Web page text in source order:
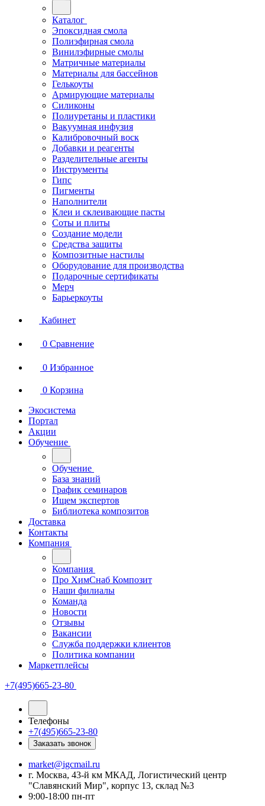
Каталог
Эпоксидная смола
Полиэфирная смола
Винилэфирные смолы
Матричные материалы
Материалы для бассейнов
Гелькоуты
Армирующие материалы
Силиконы
Полиуретаны и пластики
Вакуумная инфузия
Калибровочный воск
Добавки и реагенты
Разделительные агенты
Инструменты
Гипс
Пигменты
Наполнители
Клеи и склеивающие пасты
Соты и плиты
Создание модели
Средства защиты
Композитные настилы
Оборудование для производства
Подарочные сертификаты
Мерч
Барьеркоуты
Кабинет
0 Сравнение
0 Избранное
0 Корзина
Экосистема
Портал
Акции
Обучение
Обучение
База знаний
График семинаров
Ищем экспертов
Библиотека композитов
Доставка
Контакты
Компания
Компания
Про ХимСнаб Композит
Наши филиалы
Команда
Новости
Отзывы
Вакансии
Служба поддержки клиентов
Политика компании
Маркетплейсы
+7(495)665-23-80
Телефоны
+7(495)665-23-80
Заказать звонок
market@igcmail.ru
г. Москва, 43-й км МКАД, Логистический центр
"Славянский Мир", корпус 13, склад №3
9:00-18:00 пн-пт